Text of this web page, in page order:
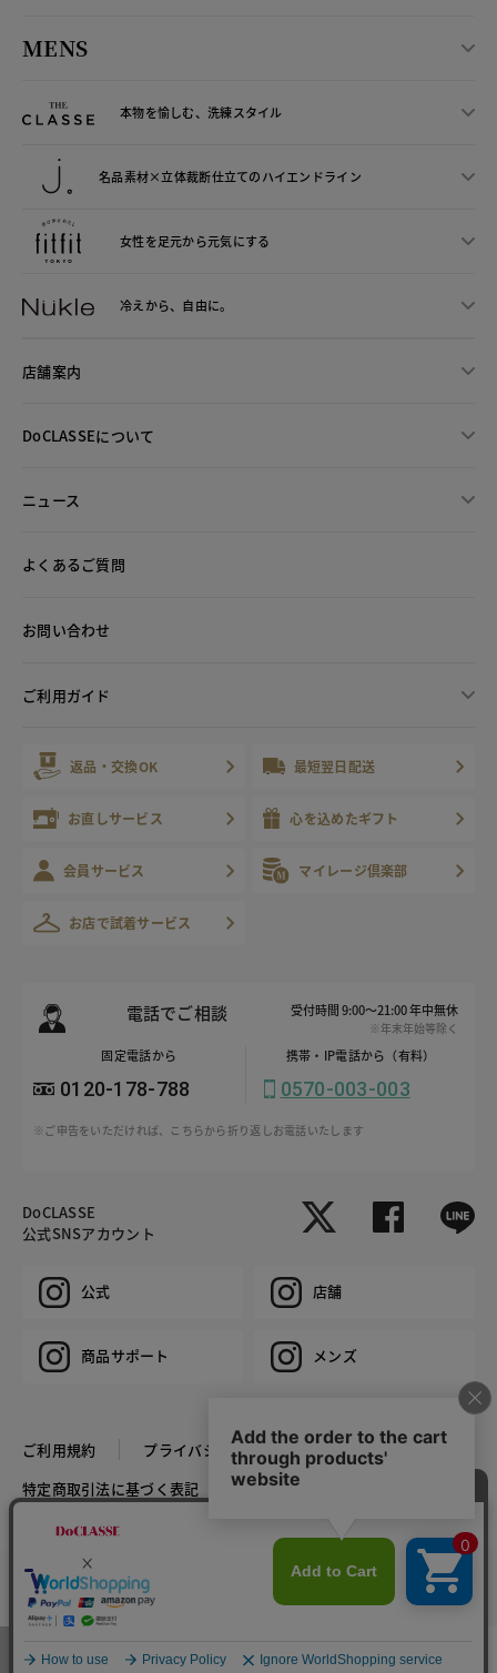
カラー・サイズを選択する
MENS
本物を愉しむ、洗練スタイル
名品素材×立体裁断仕立てのハイエンドライン
女性を足元から元気にする
冷えから、 自由に。
店舗案内
DoCLASSEについて
ニュース
よくあるご質問
お問い合わせ
ご利用ガイド
返品・交換OK 最短翌日配送
お直しサービス 心を込めたギフト
会員サービス マイレージ倶楽部
お店で試着サービス
電話でご相談 受付時間 9:00～21:00 年中無休
※年末年始等除く
固定電話から
0120-178-788
携帯・IP電話から（有料）
0570-003-003
※ご申告をいただければ、こちらから折り返しお電話いたします
DoCLASSE
公式SNSアカウント
公式 店舗
商品サポート メンズ
ご利用規約
プライバシーポリシー
特定商取引法に基づく表記
推奨環境
COPYRIGHT © DoCLASSE ALL RIGHTS RESERVED.